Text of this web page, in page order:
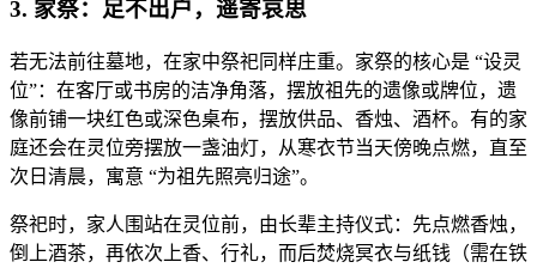
3. 家祭：足不出户，遥寄哀思
若无法前往墓地，在家中祭祀同样庄重。家祭的核心是 “设灵
位”：在客厅或书房的洁净角落，摆放祖先的遗像或牌位，遗
像前铺一块红色或深色桌布，摆放供品、香烛、酒杯。有的家
庭还会在灵位旁摆放一盏油灯，从寒衣节当天傍晚点燃，直至
次日清晨，寓意 “为祖先照亮归途”。
祭祀时，家人围站在灵位前，由长辈主持仪式：先点燃香烛，
倒上酒茶，再依次上香、行礼，而后焚烧冥衣与纸钱（需在铁